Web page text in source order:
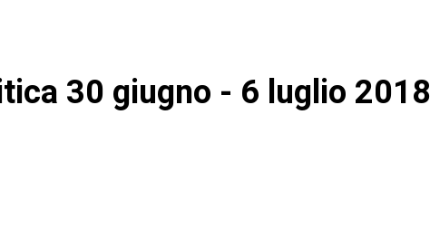
30 giugno - 6 luglio 2018